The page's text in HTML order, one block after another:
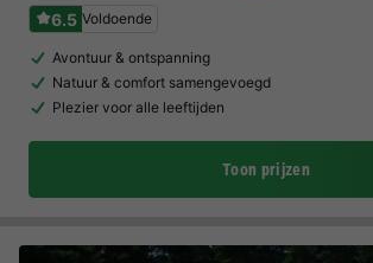
6.5 Voldoende
Avontuur & ontspanning
Natuur & comfort samengevoegd
Plezier voor alle leeftijden
Toon prijzen